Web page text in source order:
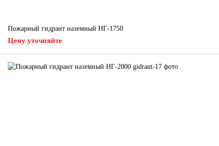
Пожарный гидрант наземный НГ-1750
Цену уточняйте